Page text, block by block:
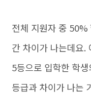
전체 지원자 중 50%
간 차이가 나는데요.
5등으로 입학한 학
등급과 차이가 나는